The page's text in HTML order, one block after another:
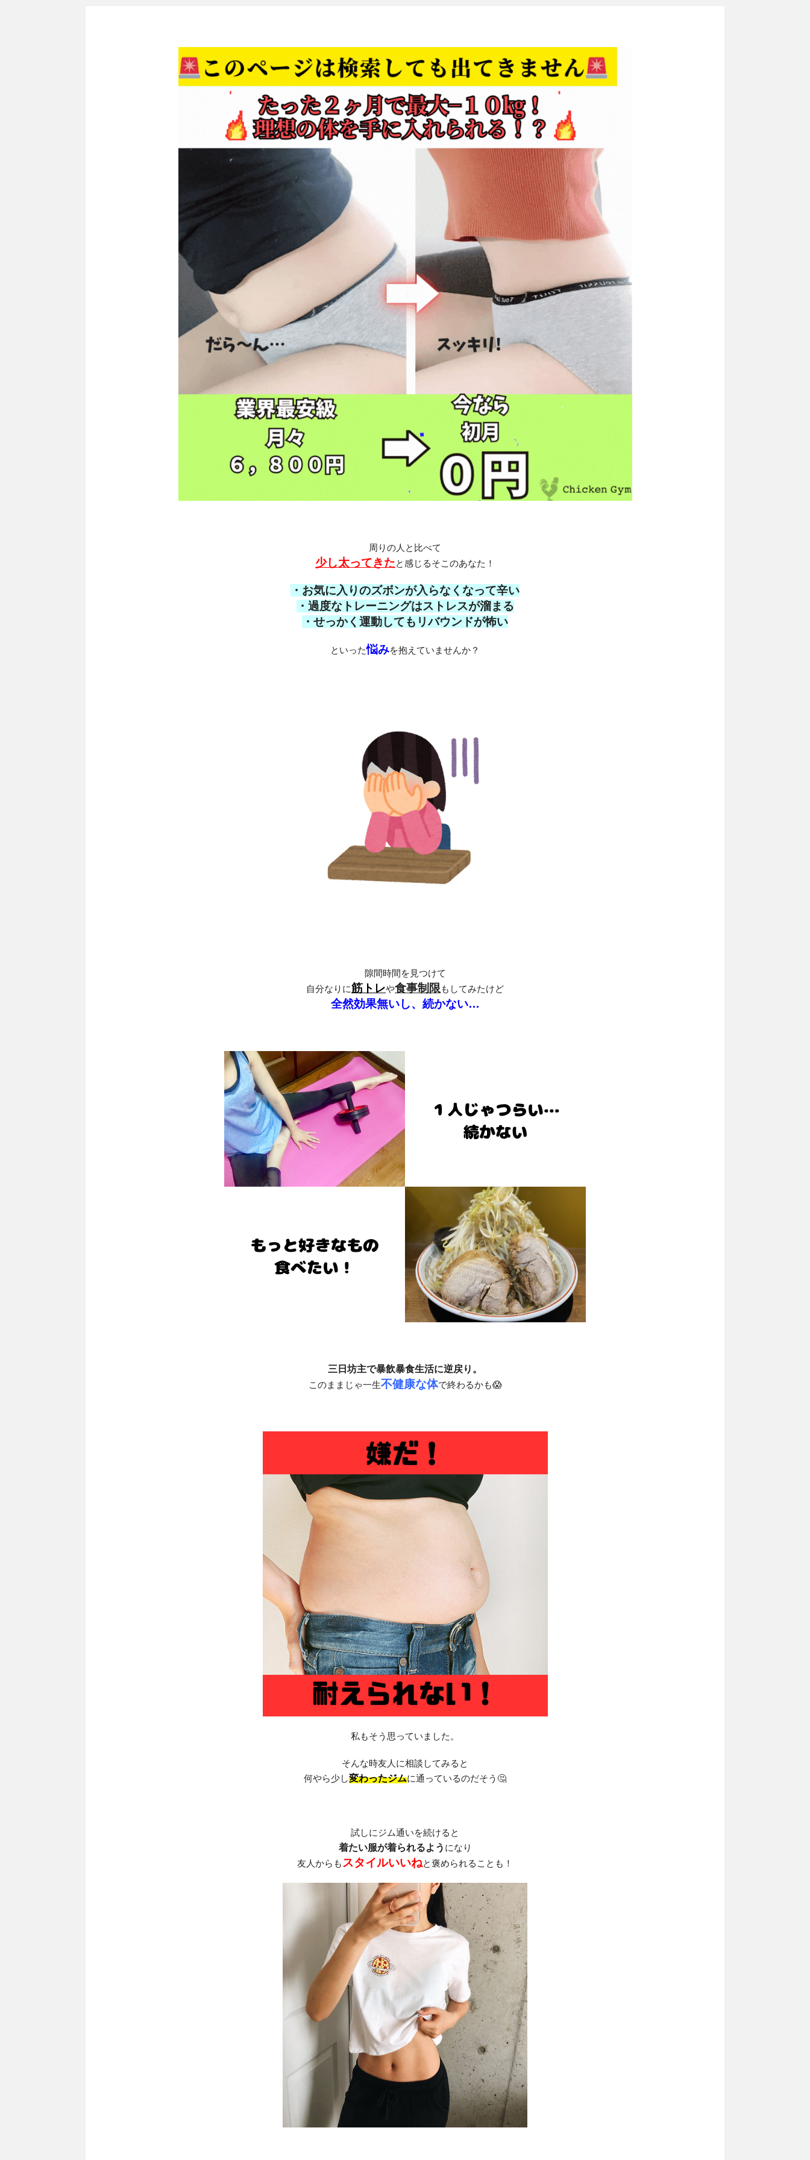
周りの人と比べて
少し太ってきたと感じるそこのあなた！
・お気に入りのズボンが入らなくなって辛い
・過度なトレーニングはストレスが溜まる
・せっかく運動してもリバウンドが怖い
といった悩みを抱えていませんか？
隙間時間を見つけて
自分なりに筋トレや食事制限もしてみたけど
全然効果無いし、続かない…
三日坊主で暴飲暴食生活に逆戻り。
このままじゃ一生不健康な体で終わるかも😱
私もそう思っていました。
そんな時友人に相談してみると
何やら少し変わったジムに通っているのだそう🤔
試しにジム通いを続けると
着たい服が着られるよう になり
友人からもスタイルいいねと褒められることも！